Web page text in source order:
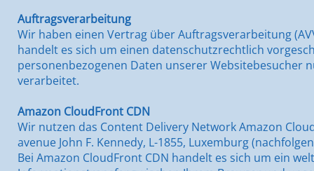
Auftragsverarbeitung
Wir haben einen Vertrag über Auftragsverarbeitung
handelt es sich um einen datenschutzrechtlich
personenbezogenen Daten unserer Websitebesucher
verarbeitet.
Amazon CloudFront CDN
Wir nutzen das Content Delivery Network Amazon
avenue John F. Kennedy, L-1855, Luxemburg
Bei Amazon CloudFront CDN handelt es sich um ein